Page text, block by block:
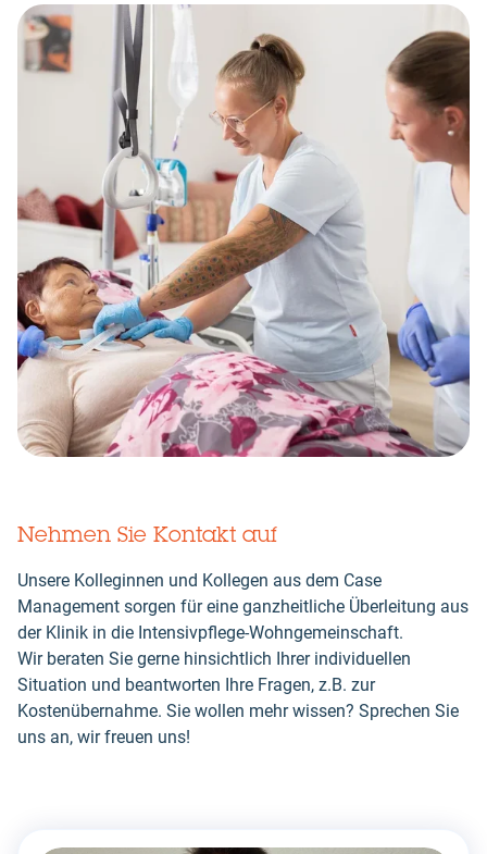
Nehmen Sie Kontakt auf
Unsere Kolleginnen und Kollegen aus dem Case
Management sorgen für eine ganzheitliche Überleitung aus
der Klinik in die Intensivpflege-Wohngemeinschaft.
Wir beraten Sie gerne hinsichtlich Ihrer individuellen
Situation und beantworten Ihre Fragen, z.B. zur
Kostenübernahme. Sie wollen mehr wissen? Sprechen Sie
uns an, wir freuen uns!